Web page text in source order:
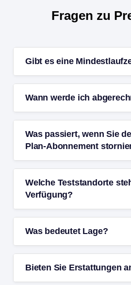
Fragen zu
Gibt es eine
Wann werde ich
Was passiert, wenn Sie
Plan-Abonnement
Welche Teststandorte
Verfügung?
Was bedeutet Lage?
Bieten Sie Erstattungen